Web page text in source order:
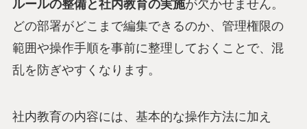
ルールの整備と社内教育の実施が欠かせません。
どの部署がどこまで編集できるのか、管理権限の
範囲や操作手順を事前に整理しておくことで、混
乱を防ぎやすくなります。
社内教育の内容には、基本的な操作方法に加え